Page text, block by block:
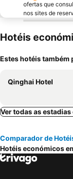
ofertas que
nos sites de
Hotéis
Estes hotéis
Qinghai Hotel
Ver todas as
Comparador de
Hotéis económicos